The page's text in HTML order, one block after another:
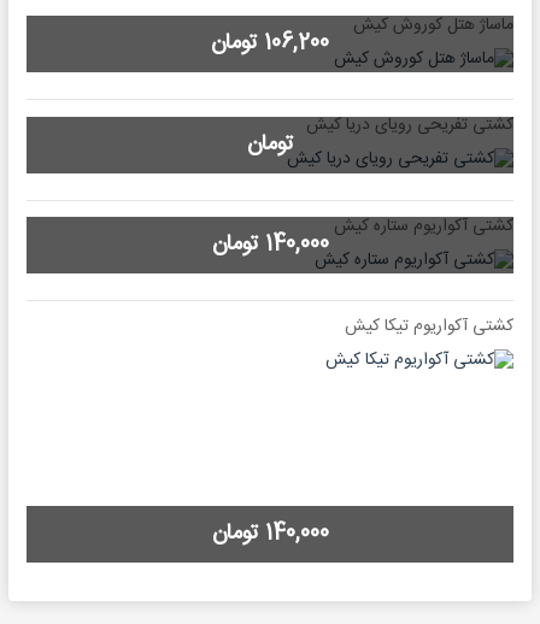
ماساژ هتل کوروش کیش
106,200 تومان
کشتی تفریحی رویای دریا کیش
تومان
کشتی آکواریوم ستاره کیش
140,000 تومان
کشتی آکواریوم تیکا کیش
140,000 تومان